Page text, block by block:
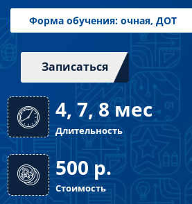
Форма обучения: очная, ДОТ
Записаться